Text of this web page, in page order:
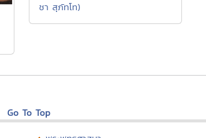
ชา สุภัทโท)
Go To Top